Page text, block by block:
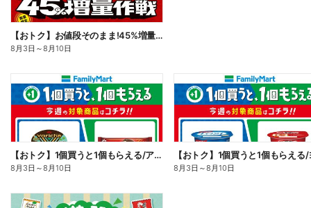
【おトク】お値段そのまま!45%増量作戦!
8月3日 ～8月10日
【おトク】1個買うと1個もらえる/アイス
8月3日 ～8月10日 8月3日 ～8月10日